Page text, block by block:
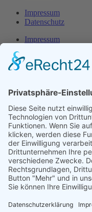
Impressum
Datenschutz
Impressum
Erster Bürgermeister
86922 Eresing
Telefon:
Email:klotz@vg-
Sprechzeiten
Montag und
Freitag15:00 Uhr -